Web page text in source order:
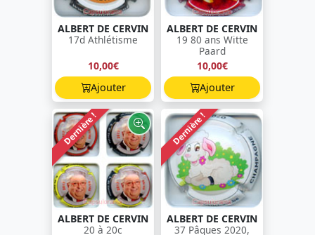
ALBERT DE CERVIN
17d Athlétisme
10,00€
Ajouter
ALBERT DE CERVIN
19 80 ans Witte
Paard
10,00€
Ajouter
Dernière !
ALBERT DE CERVIN
20 à 20c
Dernière !
ALBERT DE CERVIN
37 Pâques 2020,